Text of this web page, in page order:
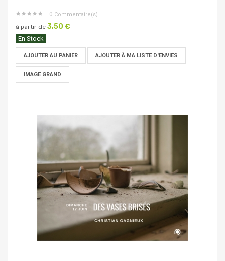
0 Commentaire(s)
à partir de 3,50 €
En Stock
AJOUTER AU PANIER AJOUTER À MA LISTE D'ENVIES
IMAGE GRAND